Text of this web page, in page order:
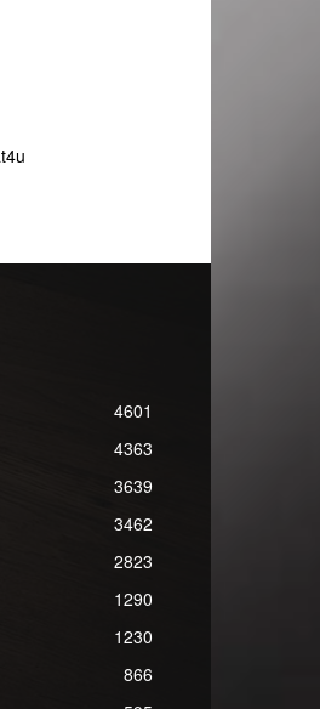
4601
4363
3639
3462
2823
1290
1230
866